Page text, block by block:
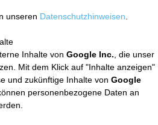
unseren Datenschutzhinweisen
Inhalte von Google Inc. , die unser
Mit dem Klick auf "Inhalte anzeigen"
und zukünftige Inhalte von Google
personenbezogene Daten an